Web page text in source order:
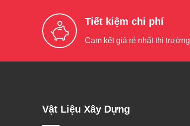
Tiết kiệm chi phí
Cam kết giá rẻ nhất thị trường
Vật Liệu Xây Dựng